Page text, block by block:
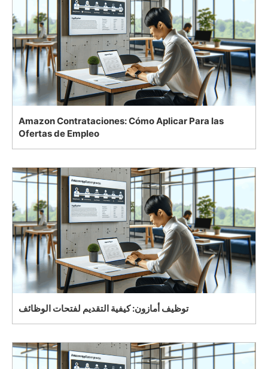
Amazon Contrataciones: Cómo Aplicar Para las
Ofertas de Empleo
توظيف أمازون: كيفية التقديم لفتحات الوظائف